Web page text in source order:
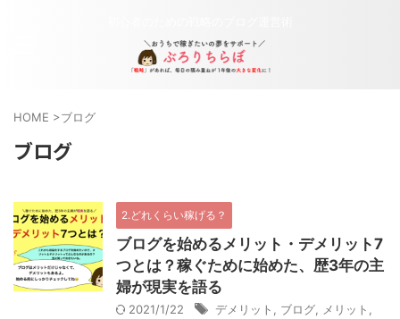
HOME >ブログ
ブログ
2.どれくらい稼げる？
ブログを始めるメリット・デメリット7
つとは？稼ぐために始めた、歴3年の主
婦が現実を語る
2021/1/22 デメリット ブログ メリット